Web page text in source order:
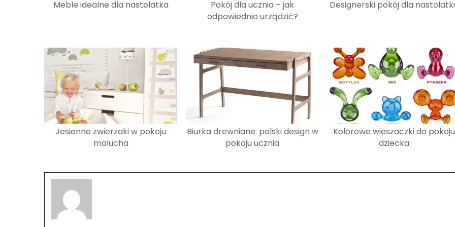
Meble idealne dla nastolatka
Pokój dla ucznia – jak
odpowiednio urządzić?
Designerski pokój dla
Jesienne zwierzaki w pokoju
malucha
Biurka drewniane: polski design w
pokoju ucznia
Kolorowe wieszaczki do pokoju
dziecka